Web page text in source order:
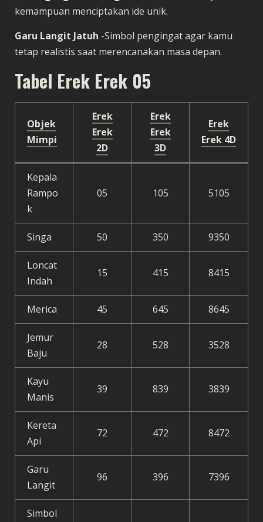
kemampuan menciptakan ide unik.
Garu Langit Jatuh -Simbol pengingat agar kamu
tetap realistis saat merencanakan masa depan.
Tabel Erek Erek 05
Objek
Mimpi
Erek
Erek
2D
Erek
Erek
3D
Erek
Erek 4D
Kepala
Rampo
k
05 105 5105
Singa 50 350 9350
Loncat
Indah
15 415 8415
Merica 45 645 8645
Jemur
Baju
28 528 3528
Kayu
Manis
39 839 3839
Kereta
Api
72 472 8472
Garu
Langit
96 396 7396
Simbol